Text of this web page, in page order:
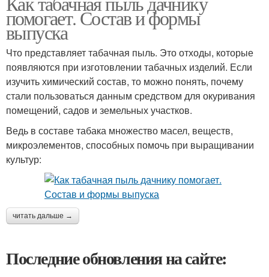
помогает. Состав и формы
выпуска
Что представляет табачная пыль. Это отходы, которые
появляются при изготовлении табачных изделий. Если
изучить химический состав, то можно понять, почему
стали пользоваться данным средством для окуривания
помещений, садов и земельных участков.
Ведь в составе табака множество масел, веществ,
микроэлементов, способных помочь при выращивании
культур:
читать дальше →
Последние обновления на сайте: